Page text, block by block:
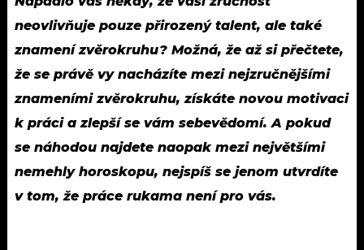
neovlivňuje pouze přirozený talent, ale také
znamení zvěrokruhu? Možná, že až si přečtete,
že se právě vy nacházíte mezi nejzručnějšími
znameními zvěrokruhu, získáte novou motivaci
k práci a zlepší se vám sebevědomí. A pokud
se náhodou najdete naopak mezi největšími
nemehly horoskopu, nejspíš se jenom utvrdíte
v tom, že práce rukama není pro vás.